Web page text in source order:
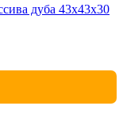
дуба 43х43х30